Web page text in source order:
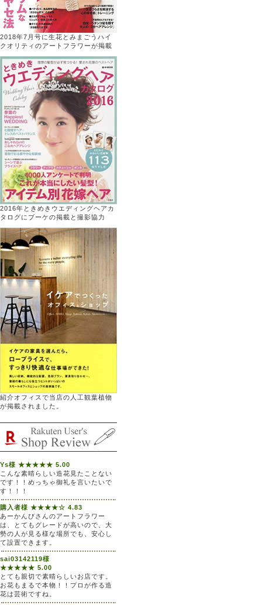
2018年7月号に生花とみまごうハイ
クオリティのアートフラワーが掲載
2016年ときめきウエディングヘアカ
タログにブーケの掲載と撮影協力
紹介オフィスで当店の人工観葉植物
が掲載されました。
Ys様 ★★★★★ 5.00
こんな素晴らしい造花見たことない
です！！めっちゃ御礼を言いたいで
す！！！
購入者様 ★★★★☆ 4.83
あーかんびさんのアートフラワー
は、とてもグレードが高いので、大
勢の人が見る様な場所でも、安心し
て設置できます。
sai03142119様
★★★★★ 5.00
とても親切で素晴らしいお店です。
お花もまるで本物！！プロが作る造
花は芸術ですね。